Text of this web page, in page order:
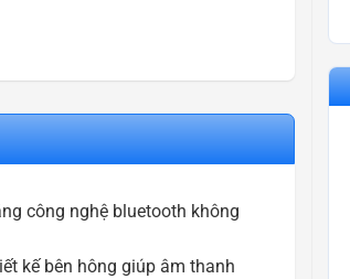
công nghệ bluetooth không
kế bên hông giúp âm thanh